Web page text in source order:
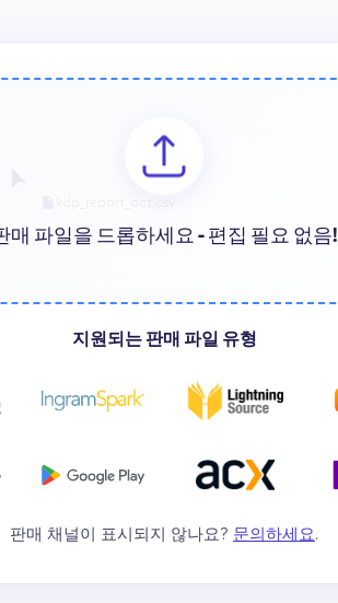
매 파일을 드롭하세요 - 편집 필요 없음!
지원되는 판매 파일 유형
판매 채널이 표시되지 않나요? 문의하세요.